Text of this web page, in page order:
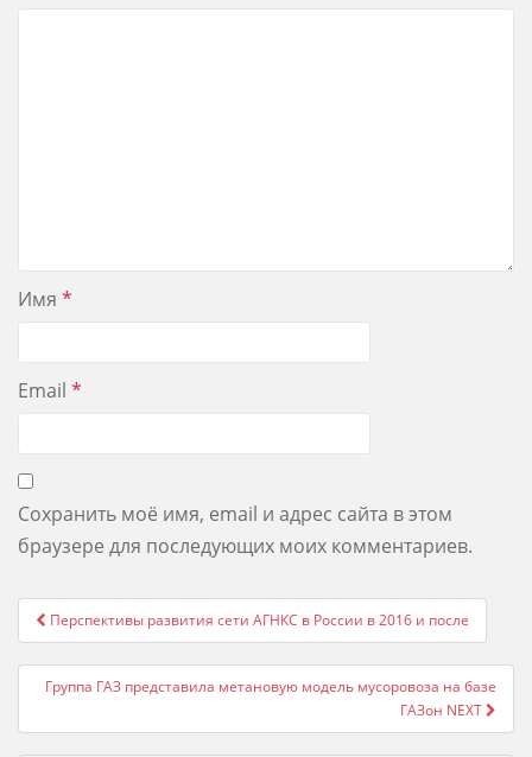
Имя *
Email *
Сохранить моё имя, email и адрес сайта в этом
браузере для последующих моих комментариев.
Post
navigation
Перспективы развития сети АГНКС в России в 2016 и после
Группа ГАЗ представила метановую модель мусоровоза на базе
ГАЗон NEXT